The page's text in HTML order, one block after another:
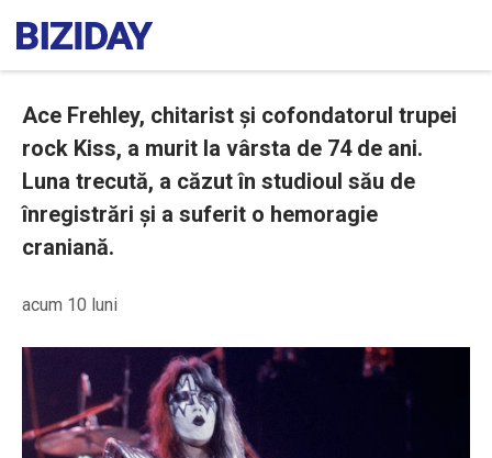
Ace Frehley, chitarist și cofondatorul trupei
rock Kiss, a murit la vârsta de 74 de ani.
Luna trecută, a căzut în studioul său de
înregistrări și a suferit o hemoragie
craniană.
acum 10 luni